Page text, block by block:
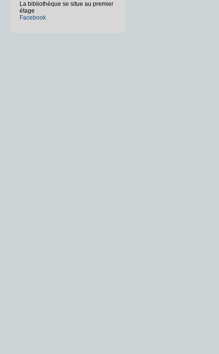
La bibliothèque se situe au premier
étage
Facebook